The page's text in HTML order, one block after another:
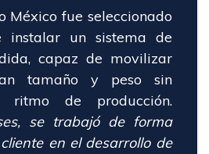
México fue seleccionado
instalar un sistema de
capaz de movilizar
tamaño y peso sin
ritmo de producción.
se trabajó de forma
en el desarrollo de